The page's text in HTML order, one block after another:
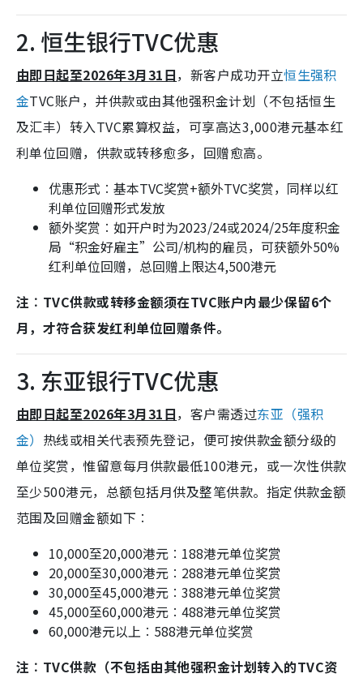
2. 恒生银行TVC优惠
由即日起至2026年3月31日，新客户成功开立恒生强积
金TVC账户，并供款或由其他强积金计划（不包括恒生
及汇丰）转入TVC累算权益，可享高达3,000港元基本红
利单位回赠，供款或转移愈多，回赠愈高。
优惠形式︰基本TVC奖赏+额外TVC奖赏，同样以红
利单位回赠形式发放
额外奖赏︰如开户时为2023/24或2024/25年度积金
局“积金好雇主”公司/机构的雇员，可获额外50%
红利单位回赠，总回赠上限达4,500港元
注︰TVC供款或转移金额须在TVC账户内最少保留6个
月，才符合获发红利单位回赠条件。
3. 东亚银行TVC优惠
由即日起至2026年3月31日，客户需透过东亚（强积
金） 热线或相关代表预先登记，便可按供款金额分级的
单位奖赏，惟留意每月供款最低100港元，或一次性供款
至少500港元，总额包括月供及整笔供款。指定供款金额
范围及回赠金额如下︰
10,000至20,000港元︰188港元单位奖赏
20,000至30,000港元︰288港元单位奖赏
30,000至45,000港元︰388港元单位奖赏
45,000至60,000港元︰488港元单位奖赏
60,000港元以上︰588港元单位奖赏
注︰TVC供款（不包括由其他强积金计划转入的TVC资